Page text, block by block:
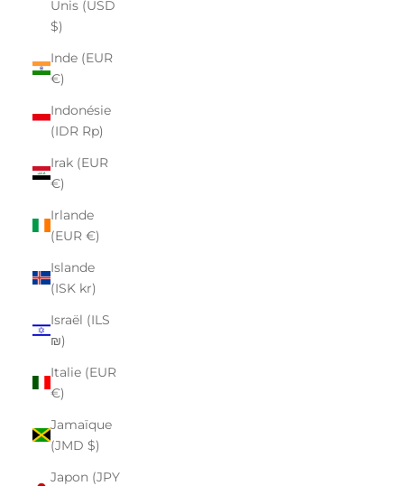
Unis (USD
$)
Inde (EUR
€)
Indonésie
(IDR Rp)
Irak (EUR
€)
Irlande
(EUR €)
Islande
(ISK kr)
Israël (ILS
₪)
Italie (EUR
€)
Jamaïque
(JMD $)
Japon (JPY